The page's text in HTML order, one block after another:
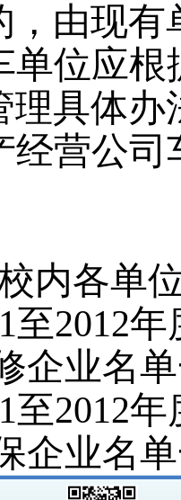
，由现
单位应
理具体办
经营公
内各单
至2012年
企业名
至2012年
企业名